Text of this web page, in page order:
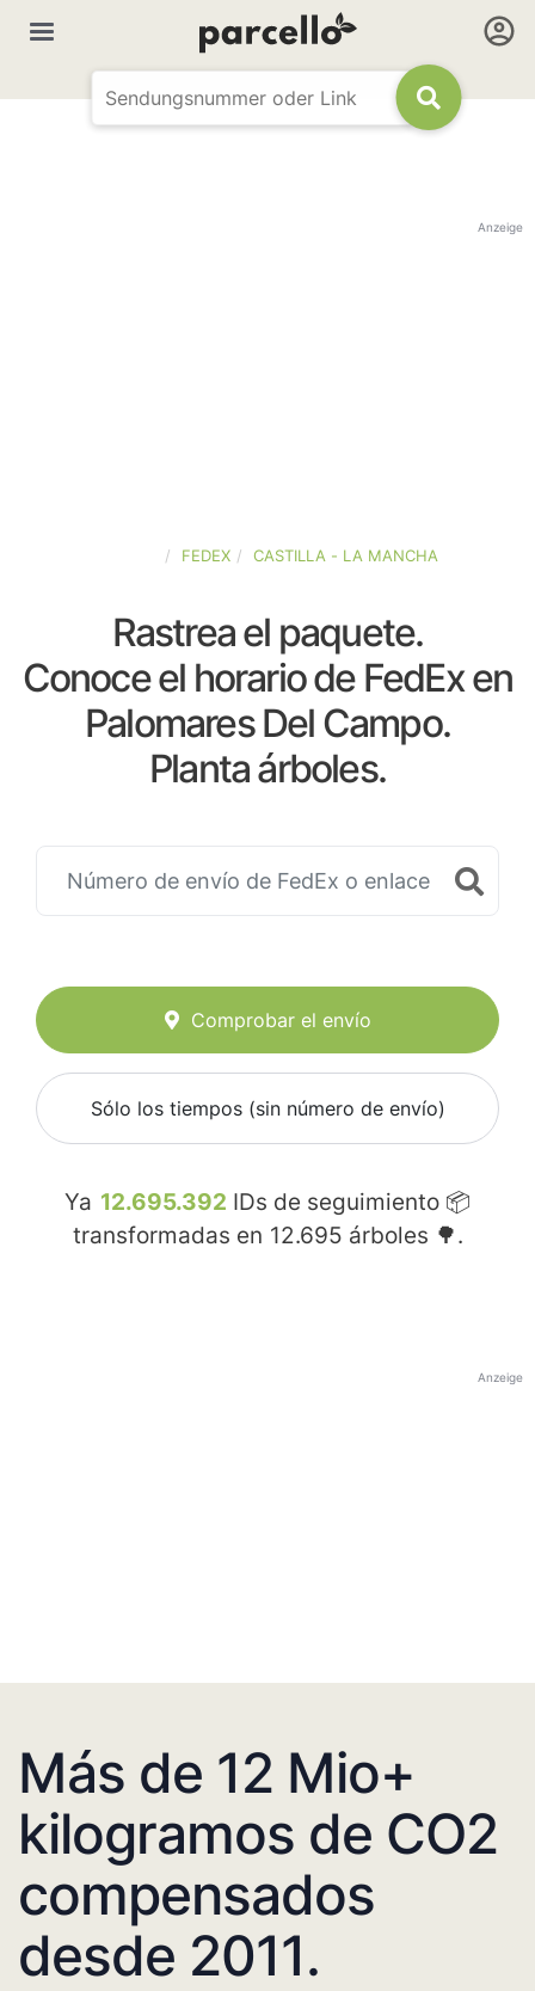
Anzeige
FEDEX CASTILLA - LA MANCHA
Rastrea el paquete.
Conoce el horario de FedEx en
Palomares Del Campo.
Planta árboles.
Comprobar el envío
Sólo los tiempos (sin número de envío)
Ya 12.695.392 IDs de seguimiento 📦
transformadas en 12.695 árboles 🌳.
Anzeige
Más de 12 Mio+
kilogramos de CO2
compensados
desde 2011.